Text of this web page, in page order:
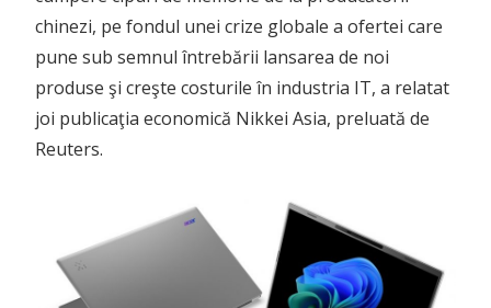
chinezi, pe fondul unei crize globale a ofertei care
pune sub semnul întrebării lansarea de noi
produse şi creşte costurile în industria IT, a relatat
joi publicaţia economică Nikkei Asia, preluată de
Reuters.